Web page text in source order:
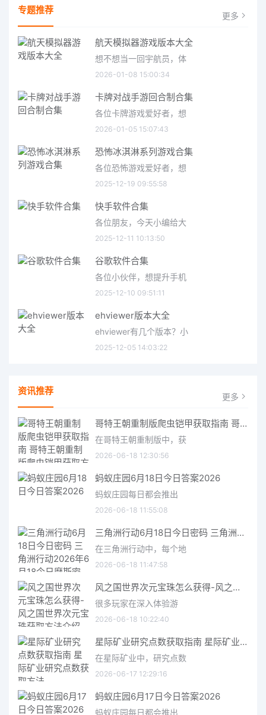
专题推荐 更多
航天模拟器游戏版本大全
想不想当一回宇航员，体
2026-01-08 15:00:34
卡牌对战手游回合制合集
各位卡牌游戏爱好者，想
2026-01-05 15:07:43
恐怖冰淇淋系列游戏合集
各位恐怖游戏爱好者，想
2025-12-19 09:55:58
快手软件合集
各位朋友，今天小编给大
2025-12-11 10:13:50
谷歌软件合集
各位小伙伴，想提升手机
2025-12-10 09:51:11
ehviewer版本大全
ehviewer有几个版本？小
2025-12-05 14:03:22
资讯推荐 更多
哥特王朝重制版爬虫铠甲获取指南 哥特王朝重制版爬虫铠甲获取方法
在哥特王朝重制版中，获
2026-06-18 12:30:56
蚂蚁庄园6月18日今日答案2026
蚂蚁庄园每日都会推出
2026-06-18 11:55:08
三角洲行动6月18日今日密码 三角洲行动2026年6月18今日摩斯密码分享
在三角洲行动中，每个地
2026-06-18 11:47:58
风之国世界次元宝珠怎么获得-风之国世界次元宝珠获取方法介绍
很多玩家在深入体验游
2026-06-18 10:22:40
星际矿业研究点数获取指南 星际矿业研究点数获取方法
在星际矿业中，研究点数
2026-06-17 12:29:16
蚂蚁庄园6月17日今日答案2026
蚂蚁庄园每日都会推出